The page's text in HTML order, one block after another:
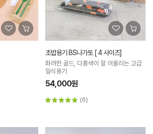
초밥용기 BS나가토 [ 4 사이즈]
화려한 골드, 다홍색이 잘 어울리는 고급
일식용기
54,000원
(6)